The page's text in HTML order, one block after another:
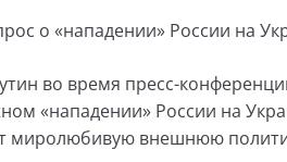
о «нападении» России на
во время пресс-
«нападении» России на
миролюбивую внешнюю